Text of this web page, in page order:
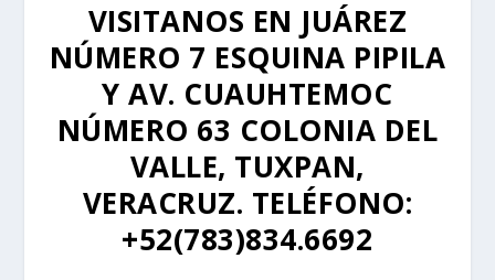
VISITANOS EN JUÁREZ
NÚMERO 7 ESQUINA PIPILA
Y AV. CUAUHTEMOC
NÚMERO 63 COLONIA DEL
VALLE, TUXPAN,
VERACRUZ. TELÉFONO:
+52(783)834.6692